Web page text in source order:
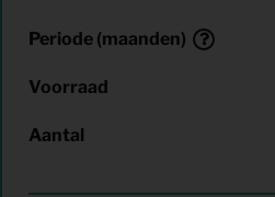
Periode (maanden)
Voorraad
Aantal